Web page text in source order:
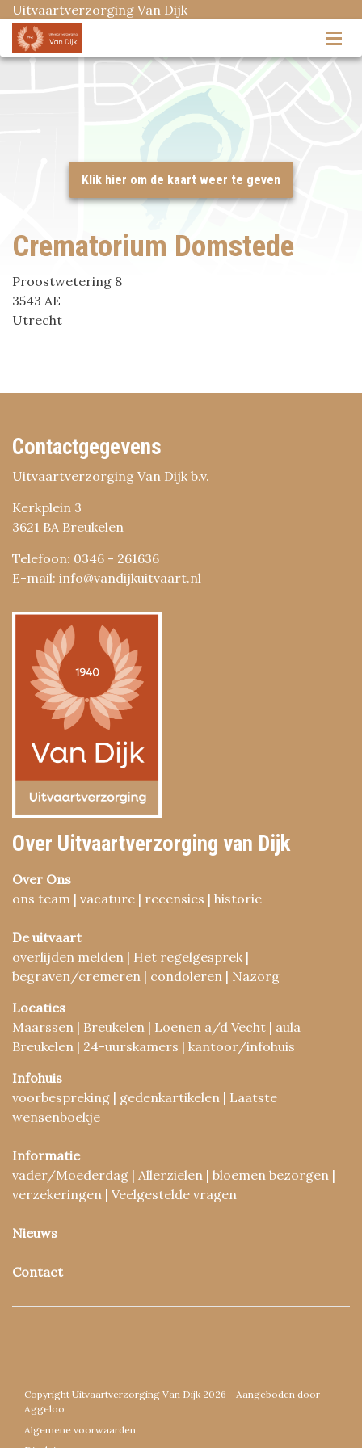
Uitvaartverzorging Van Dijk
Crematorium Domstede
Proostwetering 8
3543 AE
Utrecht
Contactgegevens
Uitvaartverzorging Van Dijk b.v.
Kerkplein 3
3621 BA Breukelen
Telefoon: 0346 - 261636
E-mail: info@vandijkuitvaart.nl
Over Uitvaartverzorging van Dijk
Over Ons
ons team | vacature | recensies | historie
De uitvaart
overlijden melden | Het regelgesprek |
begraven/cremeren | condoleren | Nazorg
Locaties
Maarssen | Breukelen | Loenen a/d Vecht | aula
Breukelen | 24-uurskamers | kantoor/infohuis
Infohuis
voorbespreking | gedenkartikelen | Laatste
wensenboekje
Informatie
vader/Moederdag | Allerzielen | bloemen bezorgen |
verzekeringen | Veelgestelde vragen
Nieuws
Contact
Copyright Uitvaartverzorging Van Dijk 2026 - Aangeboden door
Aggeloo
Algemene voorwaarden